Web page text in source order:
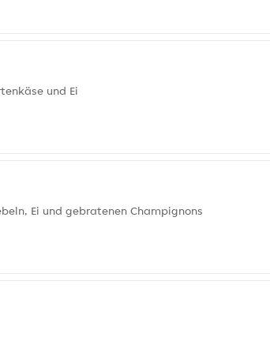
und Ei
Ei und gebratenen Champignons